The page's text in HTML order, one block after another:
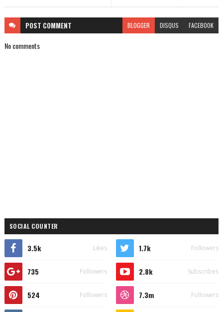
POST COMMENT BLOGGER DISQUS FACEBOOK
No comments
SOCIAL COUNTER
3.5k Likes 1.7k Followers
735 Followers 2.8k Subscribes
524 Followers 7.3m Followers